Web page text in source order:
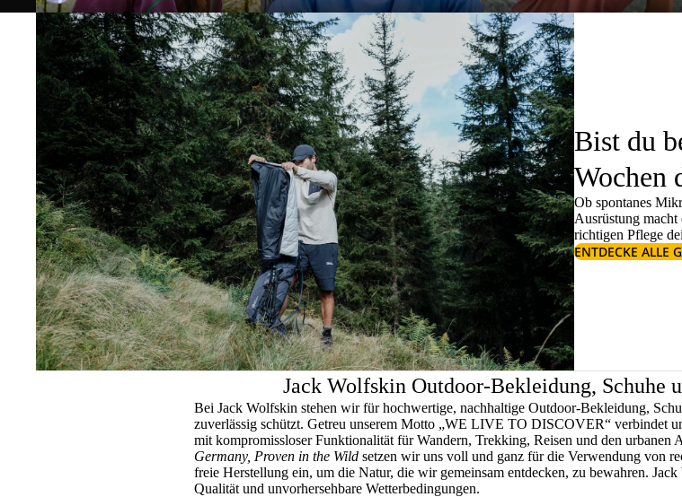
Bist du
Wochen
Ob spontanes
Ausrüstung macht
richtigen Pflege
ENTDECKE ALLE
Jack Wolfskin Outdoor-Bekleidung, Schuhe
Bei Jack Wolfskin stehen wir für hochwertige, nachhaltige Outdoor-Bekleidung,
zuverlässig schützt. Getreu unserem Motto „WE LIVE TO DISCOVER“ verbindet
mit kompromissloser Funktionalität für Wandern, Trekking, Reisen und den urbanen
Germany, Proven in the Wild setzen wir uns voll und ganz für die Verwendung von
freie Herstellung ein, um die Natur, die wir gemeinsam entdecken, zu bewahren.
Qualität und unvorhersehbare Wetterbedingungen.